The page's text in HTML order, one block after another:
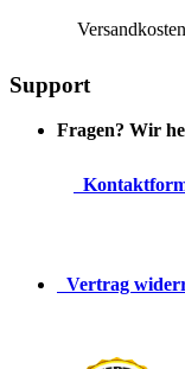
Support
Fragen? Wir
Vertrag